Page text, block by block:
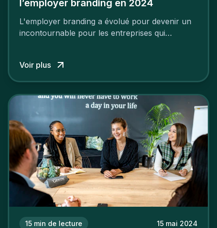
l’employer branding en 2024
L'employer branding a évolué pour devenir un
incontournable pour les entreprises qui
Voir plus
15 min de lecture 15 mai 2024